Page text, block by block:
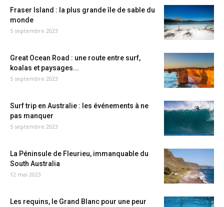
Fraser Island : la plus grande île de sable du
monde
5 septembre 2023
Great Ocean Road : une route entre surf,
koalas et paysages...
5 septembre 2023
Surf trip en Australie : les événements à ne
pas manquer
5 septembre 2023
La Péninsule de Fleurieu, immanquable du
South Australia
12 mai 2023
Les requins, le Grand Blanc pour une peur